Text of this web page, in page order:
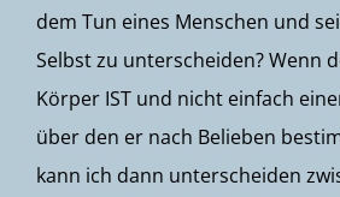
dem Tun eines Menschen und
Selbst zu unterscheiden? Wenn
Körper IST und nicht einfach
über den er nach Belieben
kann ich dann unterscheiden